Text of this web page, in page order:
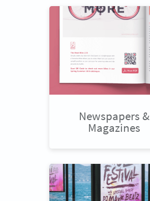
Newspapers &
Magazines